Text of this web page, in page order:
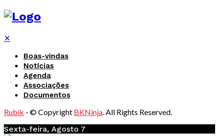
✕
Boas-vindas
Notícias
Agenda
Associações
Documentos
Rubik - © Copyright BKNinja. All Rights Reserved.
Sexta-feira, Agosto 7